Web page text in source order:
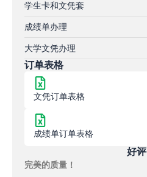
学生卡和文凭套
成绩单办理
大学文凭办理
订单表格
文凭订单表格
成绩单订单表格
好评
完美的质量！